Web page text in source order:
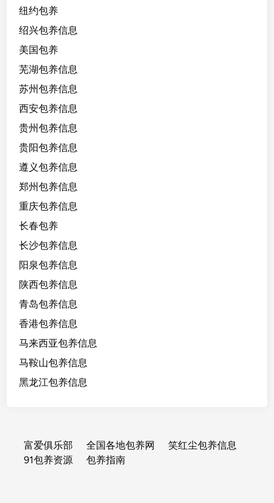
纽约包养
绍兴包养信息
美国包养
芜湖包养信息
苏州包养信息
西安包养信息
贵州包养信息
贵阳包养信息
遵义包养信息
郑州包养信息
重庆包养信息
长春包养
长沙包养信息
阳泉包养信息
陕西包养信息
青岛包养信息
香港包养信息
马来西亚包养信息
马鞍山包养信息
黑龙江包养信息
富爱俱乐部 全国各地包养网
笑红尘包养信息
91包养资源
包养指南